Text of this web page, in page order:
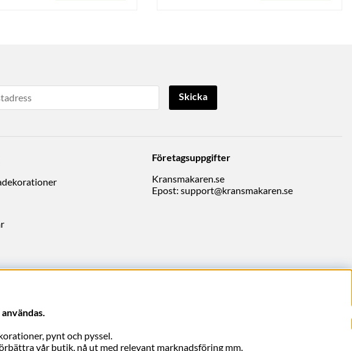
Skicka
Företagsuppgifter
Kransmakaren.se
Epost: support@kransmakaren.se
pynt och pyssel.
vår butik, nå ut med relevant marknadsföring mm.